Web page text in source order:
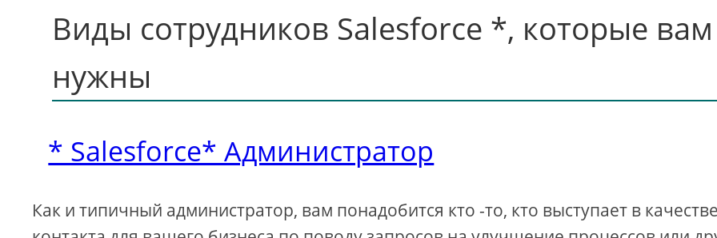
Виды сотрудников Salesforce *, которые вам
нужны
* Salesforce* Администратор
Как и типичный администратор, вам понадобится кто -то, кто выступает в качестве